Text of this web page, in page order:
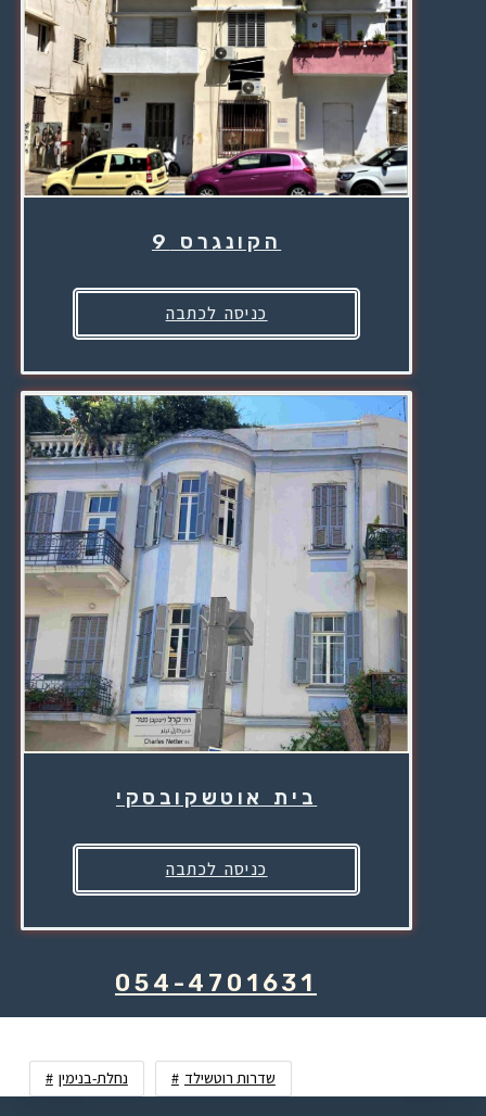
הקונגרס 9
כניסה לכתבה
בית אוטשקובסקי
כניסה לכתבה
054-4701631
נחלת-בנימין שדרות רוטשילד